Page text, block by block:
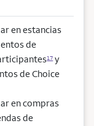
en estancias
de
17y
de Choice
en compras
de